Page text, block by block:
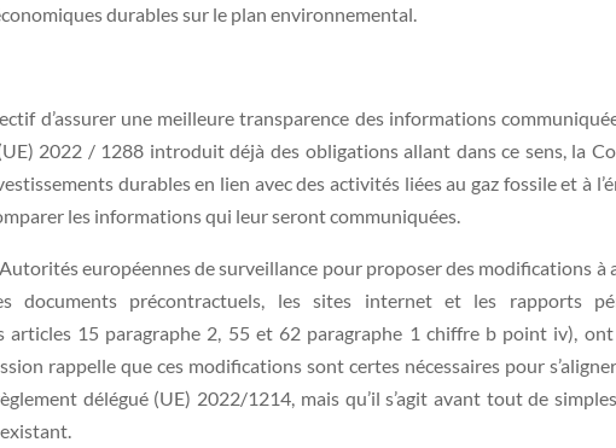
durables sur le plan environnemental.
d’assurer une meilleure transparence des informations
2022 / 1288 introduit déjà des obligations allant dans ce sens, la
durables en lien avec des activités liées au gaz fossile et à
les informations qui leur seront communiquées.
européennes de surveillance pour proposer des modifications
documents précontractuels, les sites internet et les rapports
articles 15 paragraphe 2, 55 et 62 paragraphe 1 chiffre b point iv),
rappelle que ces modifications sont certes nécessaires pour
délégué (UE) 2022/1214, mais qu’il s’agit avant tout de